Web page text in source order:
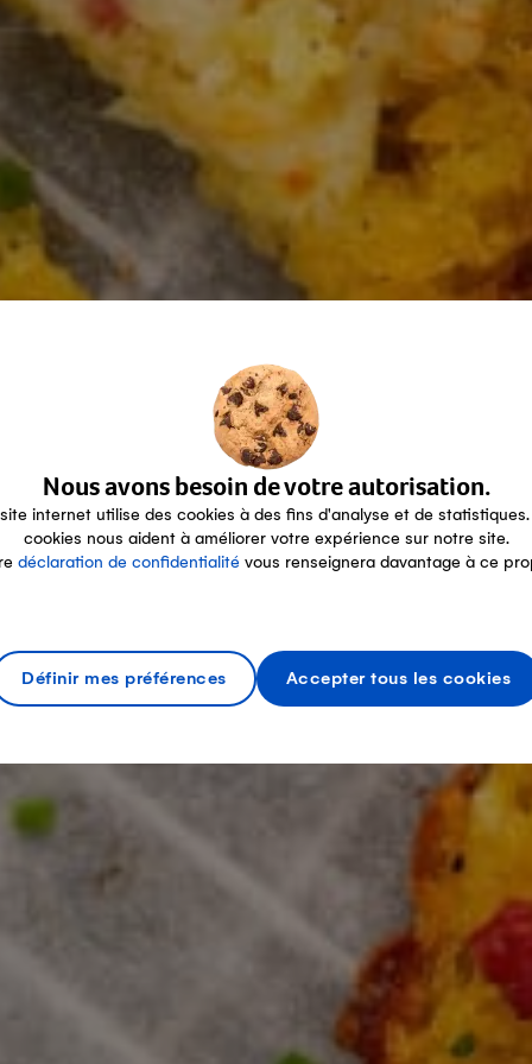
Nous avons besoin de votre autorisation.
internet utilise des cookies à des fins d'analyse et de statistiques.
cookies nous aident à améliorer votre expérience sur notre site.
déclaration de confidentialité vous renseignera davantage à ce
Définir mes préférences Accepter tous les cookies